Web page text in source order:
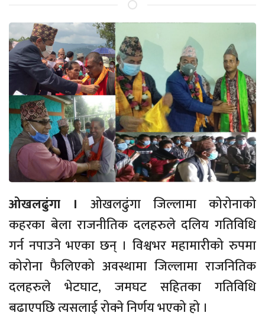
ओखलढुंगा । ओखलढुंगा जिल्लामा कोरोनाको
कहरका बेला राजनीतिक दलहरुले दलिय गतिविधि
गर्न नपाउने भएका छन् । विश्वभर महामारीको रुपमा
कोरोना फैलिएको अवस्थामा जिल्लामा राजनितिक
दलहरुले भेटघाट, जमघट सहितका गतिविधि
बढाएपछि त्यसलाई रोक्ने निर्णय भएको हो ।